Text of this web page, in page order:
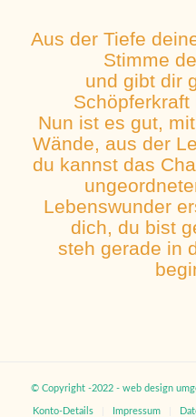
Aus der Tiefe
Stimme
und gibt dir
Schöpferkraft
Nun ist es gut,
Wände, aus der
du kannst das
Lebenswunder
dich, du bist
steh gerade in
© Copyright -2022 - web design
Konto-Details Impressum